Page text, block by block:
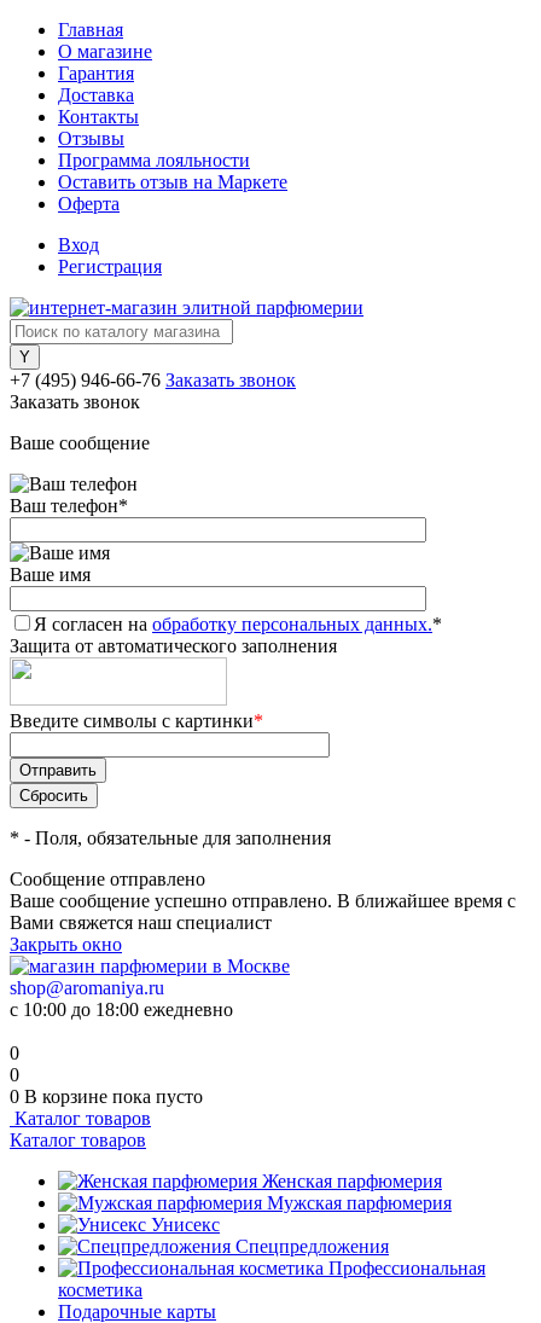
Главная
О магазине
Гарантия
Доставка
Контакты
Отзывы
Программа лояльности
Оставить отзыв на Маркете
Оферта
Вход
Регистрация
+7 (495) 946-66-76 Заказать звонок
Заказать звонок
Ваше сообщение
Ваш телефон*
Ваше имя
Я согласен на обработку персональных данных.*
Защита от автоматического заполнения
Введите символы с картинки*
* - Поля, обязательные для заполнения
Сообщение отправлено
Ваше сообщение успешно отправлено. В ближайшее время с
Вами свяжется наш специалист
Закрыть окно
shop@aromaniya.ru
с 10:00 до 18:00 ежедневно
0
0
0 В корзине пока пусто
Каталог товаров
Каталог товаров
Женская парфюмерия
Мужская парфюмерия
Унисекс
Спецпредложения
Профессиональная
косметика
Подарочные карты